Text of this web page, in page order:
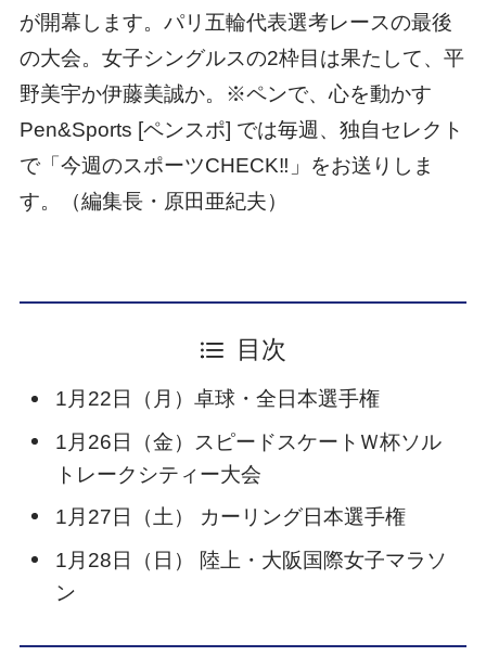
が開幕します。パリ五輪代表選考レースの最後
の大会。女子シングルスの2枠目は果たして、平
野美宇か伊藤美誠か。※ペンで、心を動かす
Pen&Sports [ペンスポ] では毎週、独自セレクト
で「今週のスポーツCHECK‼」をお送りしま
す。（編集長・原田亜紀夫）
目次
1月22日（月）卓球・全日本選手権
1月26日（金）スピードスケートＷ杯ソル
トレークシティー大会
1月27日（土） カーリング日本選手権
1月28日（日） 陸上・大阪国際女子マラソ
ン